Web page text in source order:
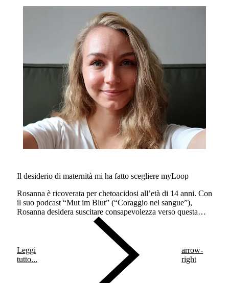
Il desiderio di maternità mi ha fatto scegliere myLoop
Rosanna è ricoverata per chetoacidosi all’età di 14 anni. Con
il suo podcast “Mut im Blut” (“Coraggio nel sangue”),
Rosanna desidera suscitare consapevolezza verso questa
condizione di salute che dura tutta la vita, nonché infondere
coraggio a chi ne soffre come loro.
Leggi
tutto...
arrow-
right